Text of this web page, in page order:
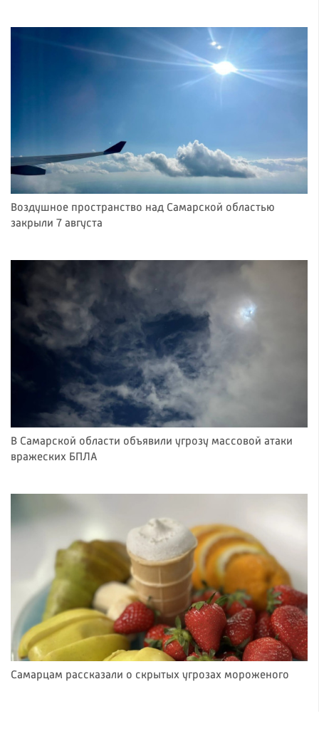
Воздушное пространство над Самарской областью
закрыли 7 августа
В Самарской области объявили угрозу массовой атаки
вражеских БПЛА
Самарцам рассказали о скрытых угрозах мороженого